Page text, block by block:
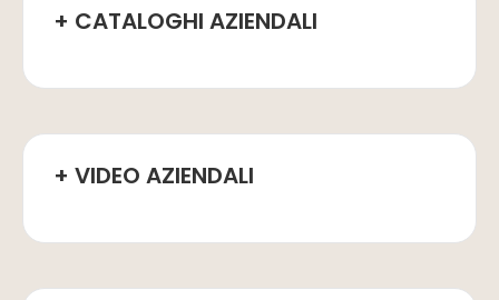
+ CATALOGHI AZIENDALI
+ VIDEO AZIENDALI